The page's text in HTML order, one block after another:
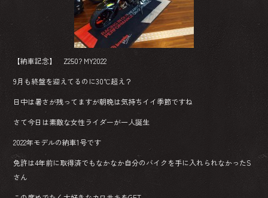
【納車記念】 Z250? MY2022
9月も終盤を迎えてるのに30℃超え？
日中は暑さが残ってますが朝晩は気持ちイイ季節ですね
さて今日は素敵な女性ライダーが一人誕生
2022年モデルの納車1号です
免許は4年前に取得済でもなかなか自分のバイクを手に入れられなかったS
さん